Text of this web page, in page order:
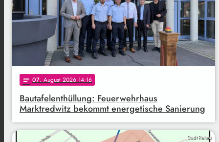
notes 07. August 2026 14:16
Bautafelenthüllung: Feuerwehrhaus
Marktredwitz bekommt energetische Sanierung
Stadt Rehau